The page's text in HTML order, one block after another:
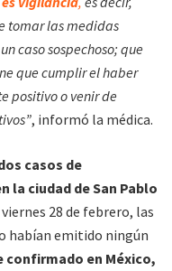
tomar las medidas
caso sospechoso; que
que cumplir el haber
positivo o venir de
, informó la médica.
casos de
la ciudad de San Pablo
28 de febrero, las
habían emitido ningún
confirmado en México,